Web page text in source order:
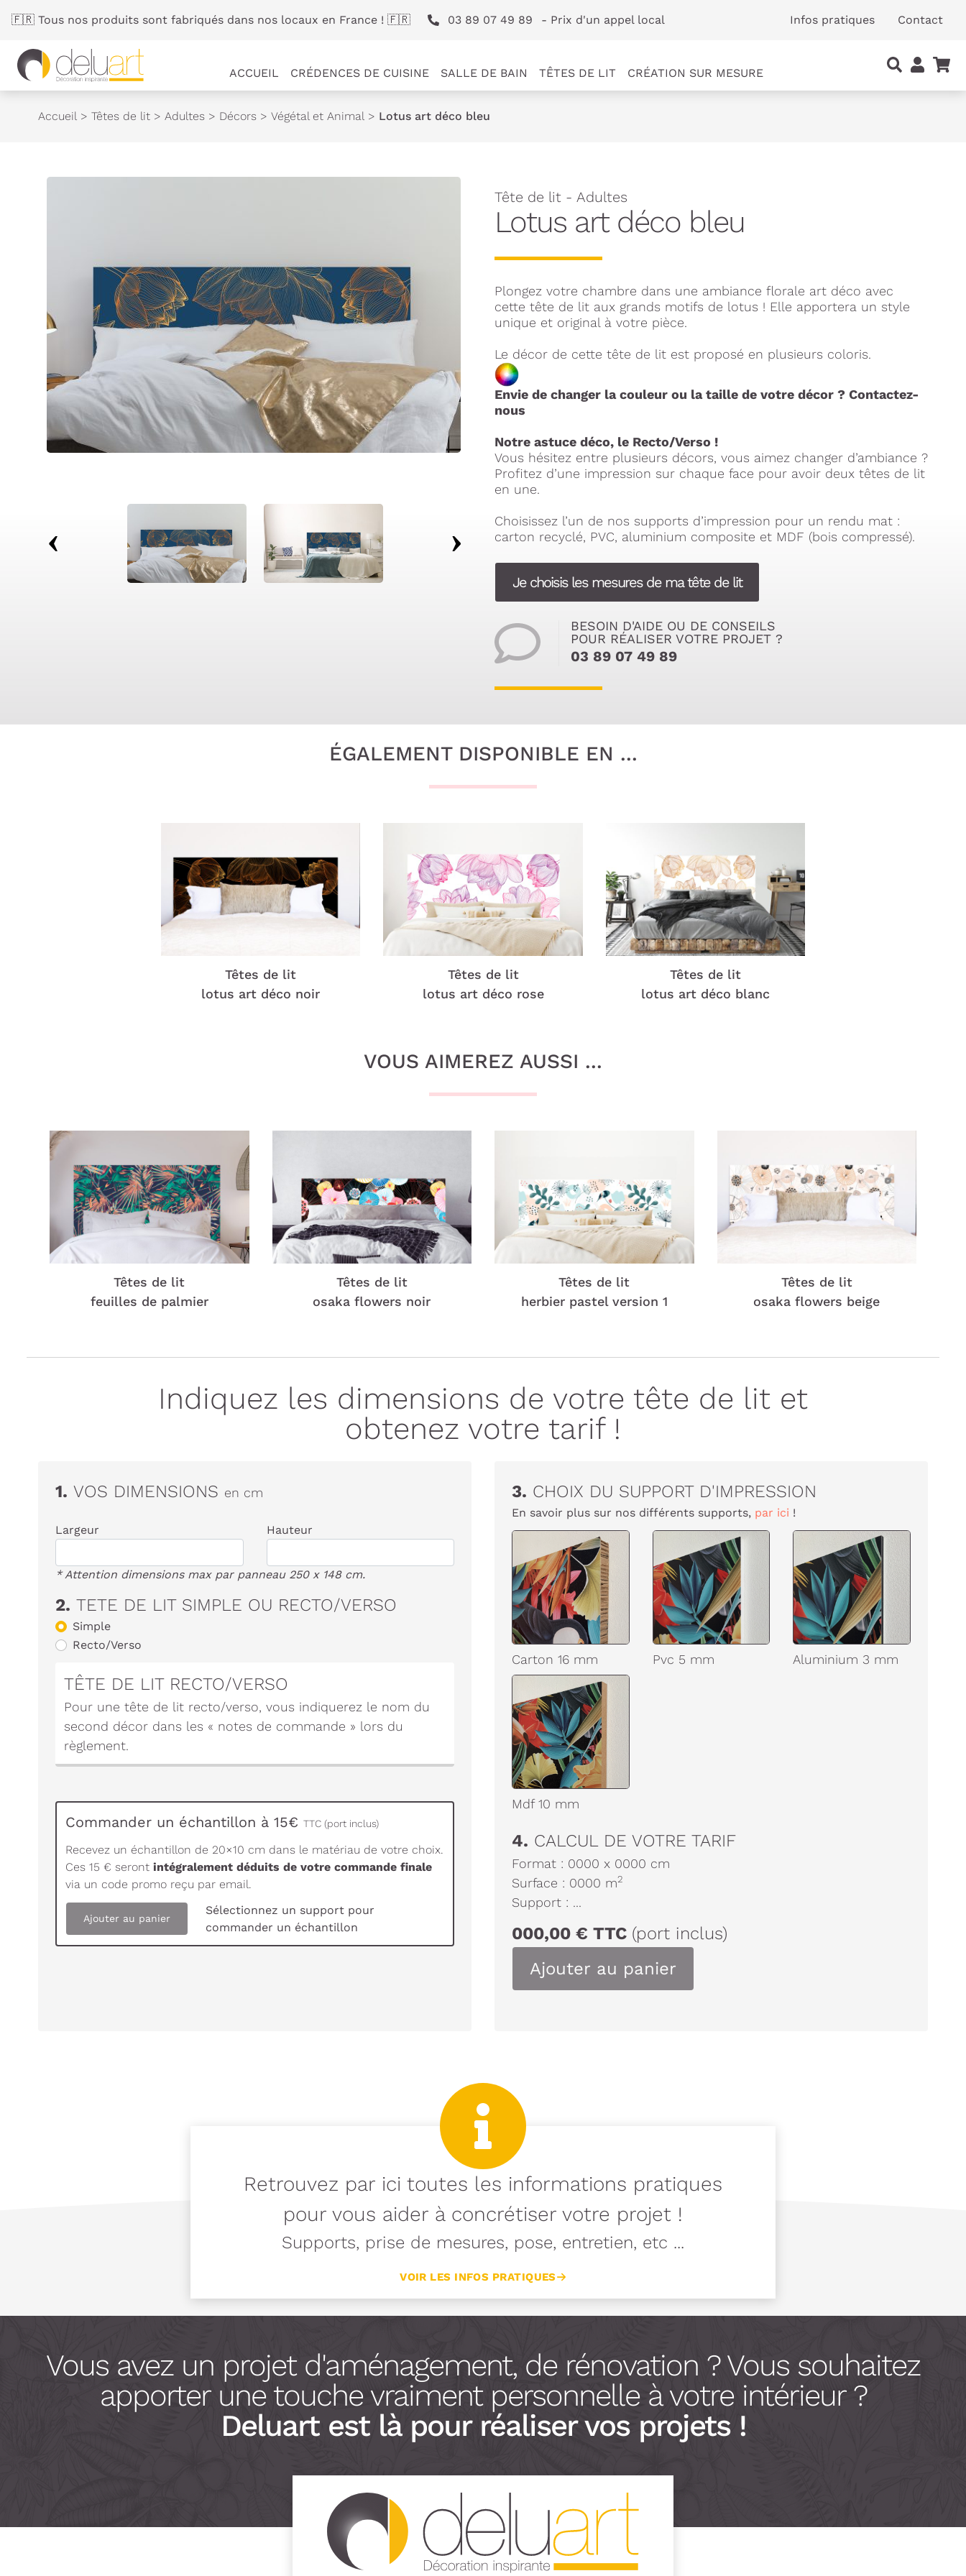
🇫🇷 Tous nos produits sont fabriqués dans nos locaux en France ! 🇫🇷 03 89 07 49 89 - Prix d'un appel local Infos pratiques Contact
ACCUEIL CRÉDENCES DE CUISINE SALLE DE BAIN TÊTES DE LIT CRÉATION SUR MESURE
Accueil > Têtes de lit > Adultes > Décors > Végétal et Animal > Lotus art déco bleu
Tête de lit - Adultes
Lotus art déco bleu
Plongez votre chambre dans une ambiance florale art déco avec
cette tête de lit aux grands motifs de lotus ! Elle apportera un style
unique et original à votre pièce.
Le décor de cette tête de lit est proposé en plusieurs coloris.
Envie de changer la couleur ou la taille de votre décor ? Contactez-
nous
Notre astuce déco, le Recto/Verso !
Vous hésitez entre plusieurs décors, vous aimez changer d’ambiance ?
Profitez d’une impression sur chaque face pour avoir deux têtes de lit
en une.
Choisissez l’un de nos supports d’impression pour un rendu mat :
carton recyclé, PVC, aluminium composite et MDF (bois compressé).
Je choisis les mesures de ma tête de lit
BESOIN D'AIDE OU DE CONSEILS
POUR RÉALISER VOTRE PROJET ?
03 89 07 49 89
ÉGALEMENT DISPONIBLE EN ...
Têtes de lit
lotus art déco noir
Têtes de lit
lotus art déco rose
Têtes de lit
lotus art déco blanc
VOUS AIMEREZ AUSSI ...
Têtes de lit
feuilles de palmier
Têtes de lit
osaka flowers noir
Têtes de lit
herbier pastel version 1
Têtes de lit
osaka flowers beige
Indiquez les dimensions de votre tête de lit et
obtenez votre tarif !
1. VOS DIMENSIONS en cm
Largeur Hauteur
* Attention dimensions max par panneau 250 x 148 cm.
2. TETE DE LIT SIMPLE OU RECTO/VERSO
Simple
Recto/Verso
TÊTE DE LIT RECTO/VERSO
Pour une tête de lit recto/verso, vous indiquerez le nom du
second décor dans les « notes de commande » lors du
règlement.
Commander un échantillon à 15€ TTC (port inclus)
Recevez un échantillon de 20×10 cm dans le matériau de votre choix.
Ces 15 € seront intégralement déduits de votre commande finale
via un code promo reçu par email.
Ajouter au panier
Sélectionnez un support pour
commander un échantillon
3. CHOIX DU SUPPORT D'IMPRESSION
En savoir plus sur nos différents supports, par ici !
Carton 16 mm Pvc 5 mm Aluminium 3 mm
Mdf 10 mm
4. CALCUL DE VOTRE TARIF
Format : 0000 x 0000 cm
Surface : 0000 m2
Support : ...
000,00 € TTC (port inclus)
Ajouter au panier
Retrouvez par ici toutes les informations pratiques
pour vous aider à concrétiser votre projet !
Supports, prise de mesures, pose, entretien, etc ...
VOIR LES INFOS PRATIQUES
Vous avez un projet d'aménagement, de rénovation ? Vous souhaitez
apporter une touche vraiment personnelle à votre intérieur ?
Deluart est là pour réaliser vos projets !